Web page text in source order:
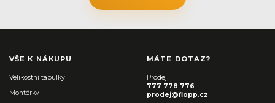
VŠE K NÁKUPU
Velikostní tabulky
Montérky
MÁTE DOTAZ?
Prodej
777 778 776
prodej@flopp.cz